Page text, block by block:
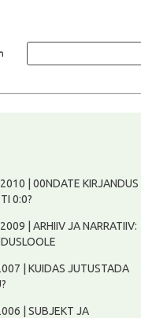
| 00NDATE KIRJANDUS
0:0?
| ARHIIV JA NARRATIIV:
| KUIDAS JUTUSTADA
| SUBJEKT JA